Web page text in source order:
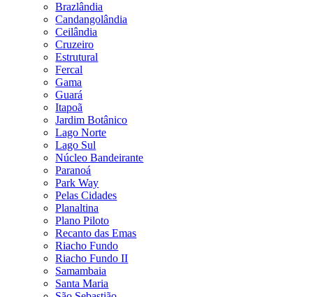
Brazlândia
Candangolândia
Ceilândia
Cruzeiro
Estrutural
Fercal
Gama
Guará
Itapoã
Jardim Botânico
Lago Norte
Lago Sul
Núcleo Bandeirante
Paranoá
Park Way
Pelas Cidades
Planaltina
Plano Piloto
Recanto das Emas
Riacho Fundo
Riacho Fundo II
Samambaia
Santa Maria